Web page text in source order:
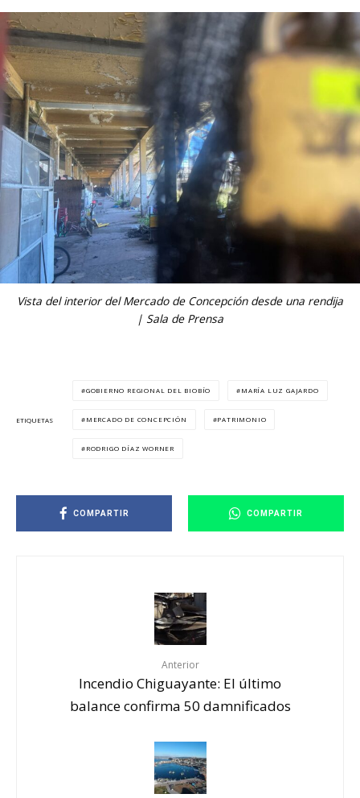
Vista del interior del Mercado de Concepción desde una rendija
| Sala de Prensa
ETIQUETAS
GOBIERNO REGIONAL DEL BIOBÍO MARÍA LUZ GAJARDO
MERCADO DE CONCEPCIÓN PATRIMONIO
RODRIGO DÍAZ WORNER
COMPARTIR COMPARTIR
Anterior
Incendio Chiguayante: El último
balance confirma 50 damnificados